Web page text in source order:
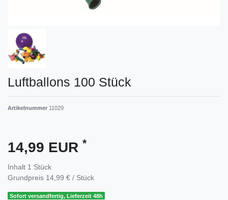
Luftballons 100 Stück
Artikelnummer 11029
14,99 EUR *
Inhalt 1 Stück
Grundpreis 14,99 € / Stück
Sofort versandfertig, Lieferzeit 48h